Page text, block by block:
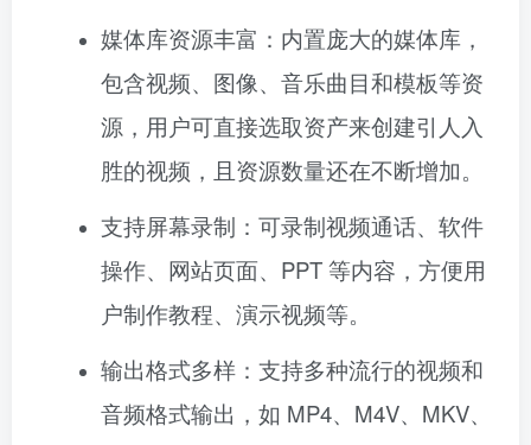
媒体库资源丰富：内置庞大的媒体库，
包含视频、图像、音乐曲目和模板等资
源，用户可直接选取资产来创建引人入
胜的视频，且资源数量还在不断增加。
支持屏幕录制：可录制视频通话、软件
操作、网站页面、PPT 等内容，方便用
户制作教程、演示视频等。
输出格式多样：支持多种流行的视频和
音频格式输出，如 MP4、M4V、MKV、